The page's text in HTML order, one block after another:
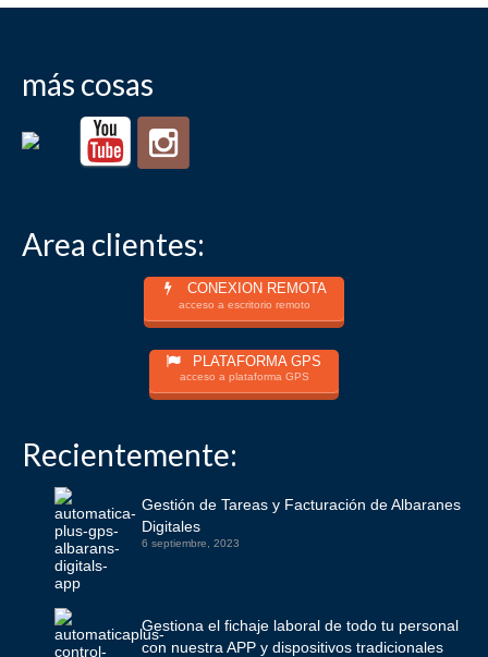
más cosas
Area clientes:
CONEXION REMOTA
acceso a escritorio remoto
PLATAFORMA GPS
acceso a plataforma GPS
Recientemente:
Gestión de Tareas y Facturación de Albaranes
Digitales
6 septiembre, 2023
Gestiona el fichaje laboral de todo tu personal
con nuestra APP y dispositivos tradicionales